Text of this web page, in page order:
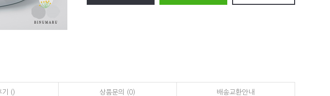
기 () 상품문의 (0) 배송교환안내